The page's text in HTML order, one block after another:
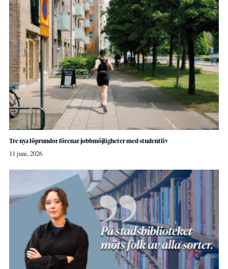
Tre nya löprundor förenar jobbmöjligheter med studentliv
11 juni, 2026